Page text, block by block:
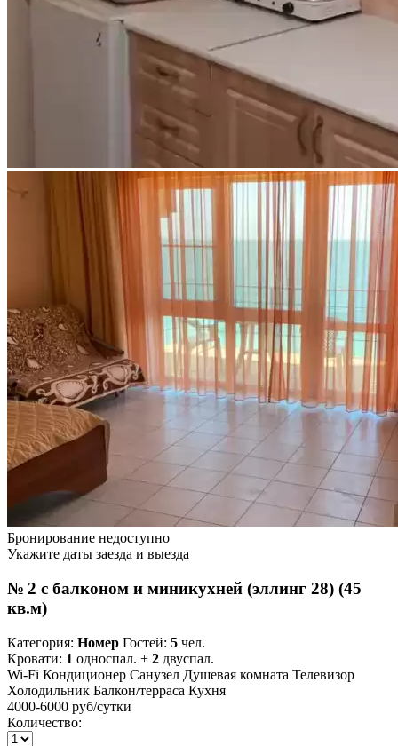
Бронирование недоступно
Укажите даты заезда и выезда
№ 2 с балконом и миникухней (эллинг 28) (45
кв.м)
Категория: Номер Гостей: 5 чел.
Кровати: 1 односпал. + 2 двуспал.
Wi-Fi Кондиционер Санузел Душевая комната Телевизор
Холодильник Балкон/терраса Кухня
4000-6000 руб/сутки
Количество: